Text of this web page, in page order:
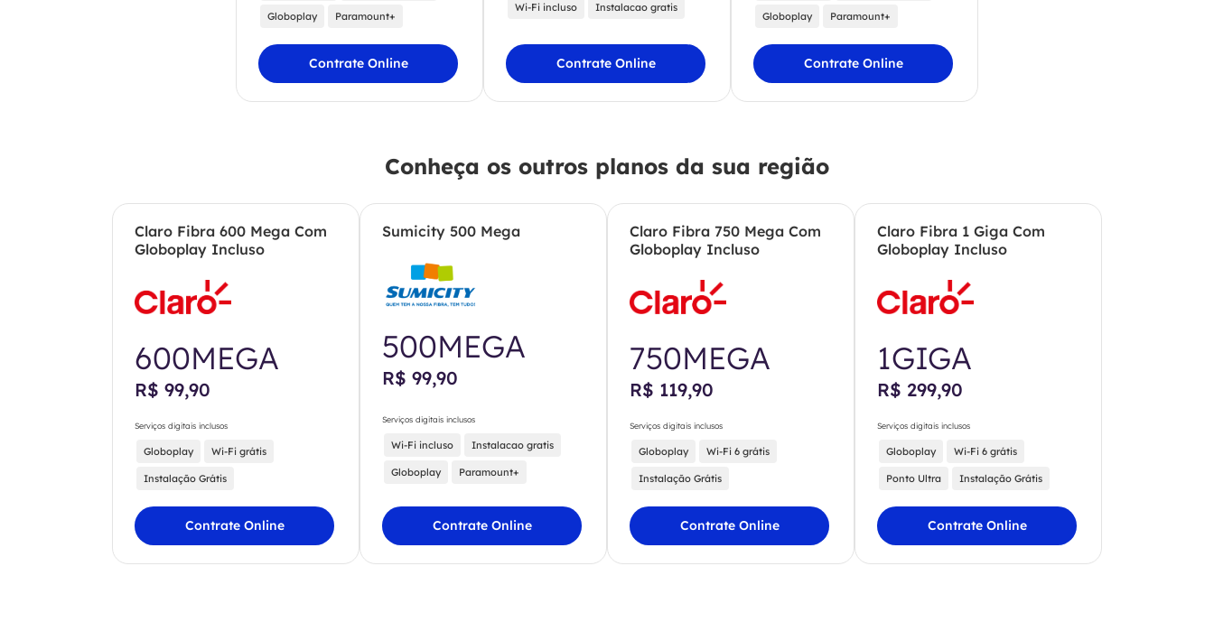
Globoplay Paramount+
Contrate Online
Wi-Fi incluso Instalacao gratis
Contrate Online
Globoplay Paramount+
Contrate Online
Conheça os outros planos da sua região
Claro Fibra 600 Mega Com
Globoplay Incluso
600MEGA
R$ 99,90
Serviços digitais inclusos
Globoplay Wi-Fi grátis
Instalação Grátis
Contrate Online
Sumicity 500 Mega
500MEGA
R$ 99,90
Serviços digitais inclusos
Wi-Fi incluso Instalacao gratis
Globoplay Paramount+
Contrate Online
Claro Fibra 750 Mega Com
Globoplay Incluso
750MEGA
R$ 119,90
Serviços digitais inclusos
Globoplay Wi-Fi 6 grátis
Instalação Grátis
Contrate Online
Claro Fibra 1 Giga Com
Globoplay Incluso
1GIGA
R$ 299,90
Serviços digitais inclusos
Globoplay Wi-Fi 6 grátis
Ponto Ultra Instalação Grátis
Contrate Online